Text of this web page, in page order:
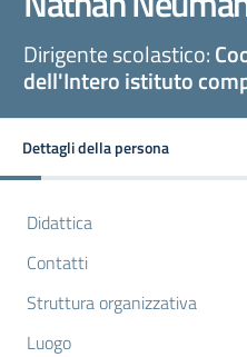
Dirigente scolastico:
dell'Intero istituto
Dettagli della persona
Didattica
Contatti
Struttura organizzativa
Luogo